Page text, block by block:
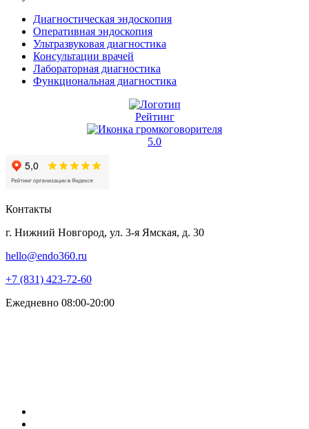
Диагностическая эндоскопия
Оперативная эндоскопия
Ультразвуковая диагностика
Консультации врачей
Лабораторная диагностика
Функциональная диагностика
Рейтинг
5.0
Контакты
г. Нижний Новгород, ул. 3-я Ямская, д. 30
hello@endo360.ru
+7 (831) 423-72-60
Ежедневно 08:00-20:00